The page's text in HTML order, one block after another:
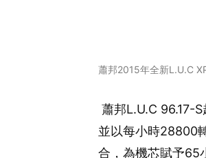
蕭邦2015年全新L.U.C
蕭邦L.U.C 96.17-
並以每小時28800
合，為機芯賦予65